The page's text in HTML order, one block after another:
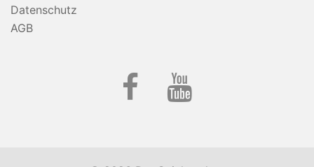
Datenschutz
AGB
Facebook